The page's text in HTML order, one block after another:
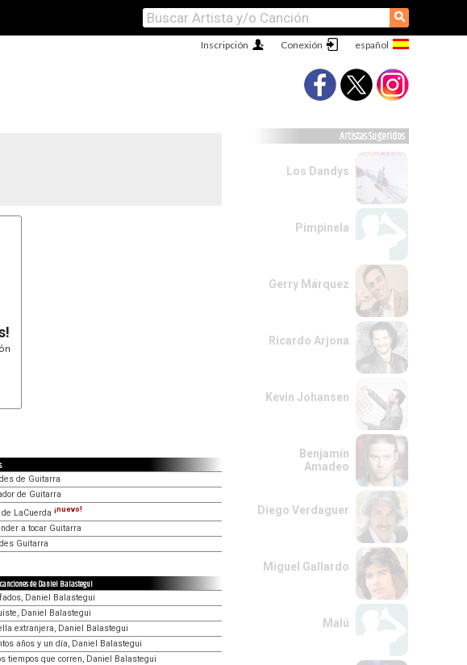
⚲
Conexión
Inscripción
de Guitarra
de Guitarra
de LaCuerda ¡nuevo!
a tocar Guitarra
Guitarra
de Daniel Balastegui
Daniel Balastegui
Daniel Balastegui
extranjera, Daniel Balastegui
años y un día, Daniel Balastegui
tiempos que corren, Daniel Balastegui
Artistas Sugeridos
Los Dandys
Pimpinela
Gerry Márquez
Ricardo Arjona
Kevin Johansen
Benjamín
Amadeo
Diego Verdaguer
Miguel Gallardo
Malú